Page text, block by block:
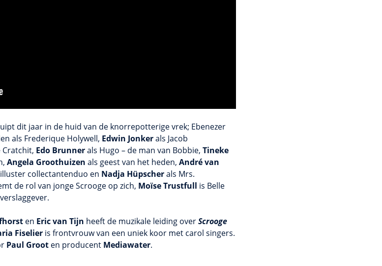
dit jaar in de huid van de knorrepotterige vrek; Ebenezer
als Frederique Holywell, Edwin Jonkerals Jacob
Cratchit, Edo Brunnerals Hugo – de man van Bobbie, Tineke
Angela Groothuizen als geest van het heden, André van
collectantenduo en Nadja Hüpscherals Mrs.
de rol van jonge Scrooge op zich, Moïse Trustfull is Belle
en Eric van Tijn heeft de muzikale leiding overScrooge
Fiselier is frontvrouw van een uniek koor met carol singers.
Paul Groot en producent Mediawater.